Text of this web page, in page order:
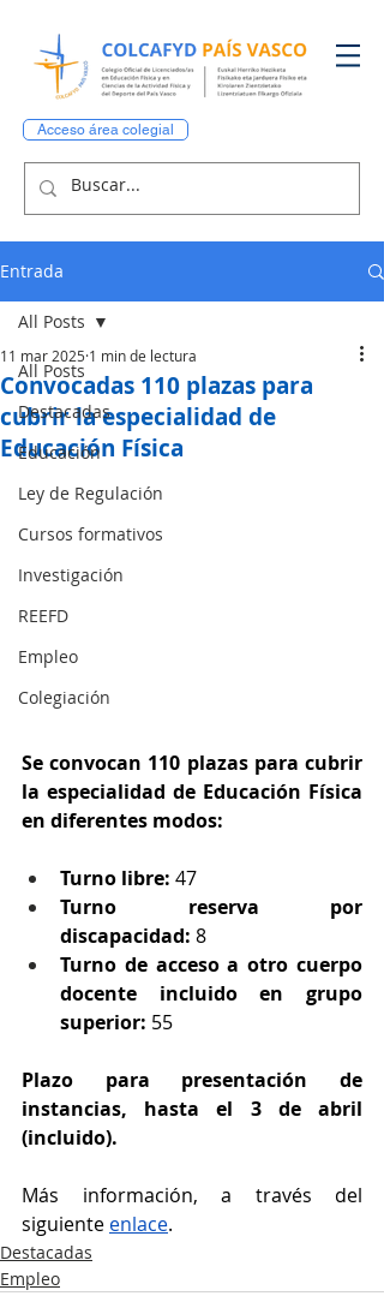
Acceso área colegial
Entrada
All Posts
Destacadas
Educación
Ley de Regulación
Cursos formativos
Investigación
REEFD
Empleo
Colegiación
All Posts
Convocadas 110 plazas para
cubrir la especialidad de
Educación Física
11 mar 2025 1 min de lectura
Se convocan 110 plazas para cubrir
la especialidad de Educación Física
en diferentes modos:
Turno libre: 47
Turno reserva por
discapacidad: 8
Turno de acceso a otro cuerpo
docente incluido en grupo
superior: 55
Plazo para presentación de
instancias, hasta el 3 de abril
(incluido).
Más información, a través del
siguiente enlace.
Destacadas
Empleo